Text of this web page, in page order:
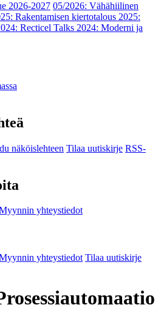
2026-2027 05/2026: Vähähiilinen
Rakentamisen kiertotalous 2025:
Recticel Talks 2024: Moderni ja
näköislehteen Tilaa uutiskirje RSS-
yhteystiedot
yhteystiedot Tilaa uutiskirje